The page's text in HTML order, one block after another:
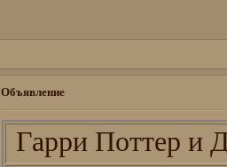
Объявление
Гарри Поттер и